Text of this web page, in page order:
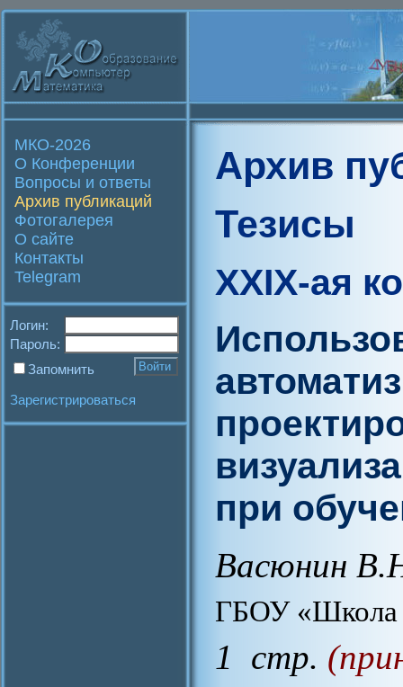
МКО-2026
О Конференции
Вопросы и ответы
Архив публикаций
Фотогалерея
О сайте
Контакты
Telegram
Логин:
Пароль:
Запомнить
Зарегистрироваться
Архив
Тезисы
XXIX-ая
при
Васюнин
ГБОУ «Школа
1 стр.